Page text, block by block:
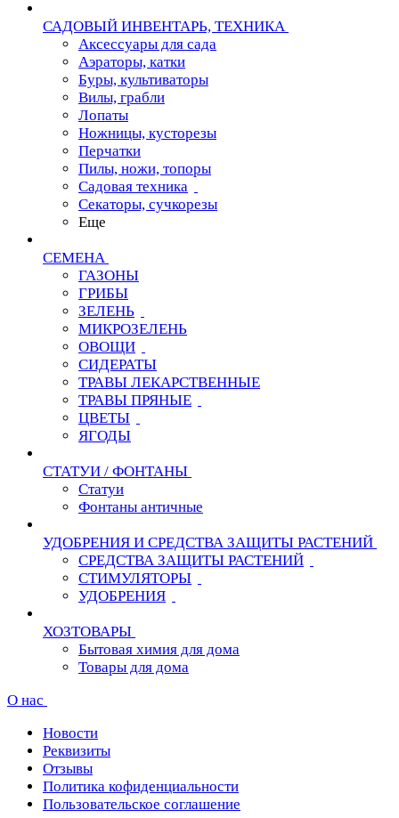
САДОВЫЙ ИНВЕНТАРЬ, ТЕХНИКА
Аксессуары для сада
Аэраторы, катки
Буры, культиваторы
Вилы, грабли
Лопаты
Ножницы, кусторезы
Перчатки
Пилы, ножи, топоры
Садовая техника
Секаторы, сучкорезы
Еще
СЕМЕНА
ГАЗОНЫ
ГРИБЫ
ЗЕЛЕНЬ
МИКРОЗЕЛЕНЬ
ОВОЩИ
СИДЕРАТЫ
ТРАВЫ ЛЕКАРСТВЕННЫЕ
ТРАВЫ ПРЯНЫЕ
ЦВЕТЫ
ЯГОДЫ
СТАТУИ / ФОНТАНЫ
Статуи
Фонтаны античные
УДОБРЕНИЯ И СРЕДСТВА ЗАЩИТЫ РАСТЕНИЙ
СРЕДСТВА ЗАЩИТЫ РАСТЕНИЙ
СТИМУЛЯТОРЫ
УДОБРЕНИЯ
ХОЗТОВАРЫ
Бытовая химия для дома
Товары для дома
О нас
Новости
Реквизиты
Отзывы
Политика кофиденциальности
Пользовательское соглашение